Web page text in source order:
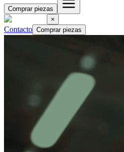
Comprar piezas
×
Contacto Comprar piezas